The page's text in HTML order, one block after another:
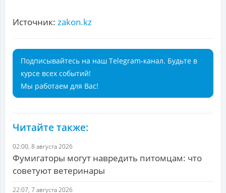
Источник: zakon.kz
Подписывайтесь на наш Telegram-канал. Будьте в
курсе всех событий!
Мы работаем для Вас!
Читайте также:
02:00, 8 августа 2026
Фумигаторы могут навредить питомцам: что
советуют ветеринары
22:07, 7 августа 2026